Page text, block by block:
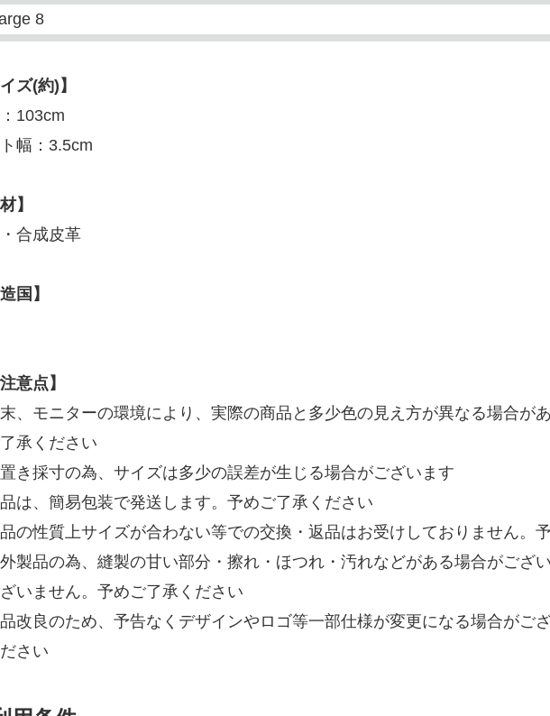
ズ(約)】
103cm
幅：3.5cm
】
合成皮革
国】
意点】
、モニターの環境により、実際の商品と多少色の見え方が異なる場合が
承ください
き採寸の為、サイズは多少の誤差が生じる場合がございます
は、簡易包装で発送します。予めご了承ください
の性質上サイズが合わない等での交換・返品はお受けしておりません。
製品の為、縫製の甘い部分・擦れ・ほつれ・汚れなどがある場合がござ
いません。予めご了承ください
改良のため、予告なくデザインやロゴ等一部仕様が変更になる場合がご
さい